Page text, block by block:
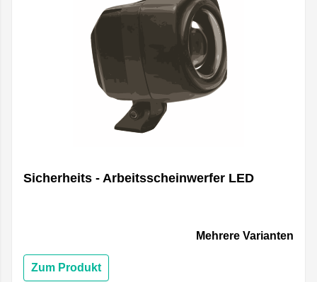
Sicherheits - Arbeitsscheinwerfer LED
Mehrere Varianten
Zum Produkt